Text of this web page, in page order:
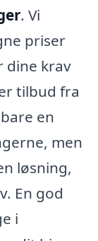
. Vi
priser
dine krav
tilbud fra
en
men
løsning,
En god
i